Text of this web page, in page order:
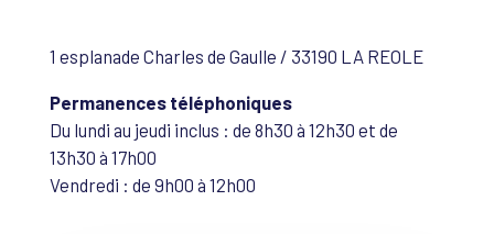
1 esplanade Charles de Gaulle / 33190 LA REOLE
Permanences téléphoniques
Du lundi au jeudi inclus : de 8h30 à 12h30 et de
13h30 à 17h00
Vendredi : de 9h00 à 12h00